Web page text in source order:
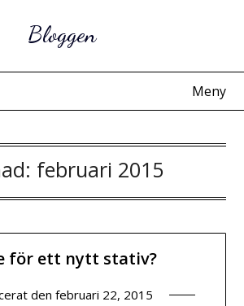
Bloggen
Meny
februari 2015
för ett nytt stativ?
den februari 22, 2015